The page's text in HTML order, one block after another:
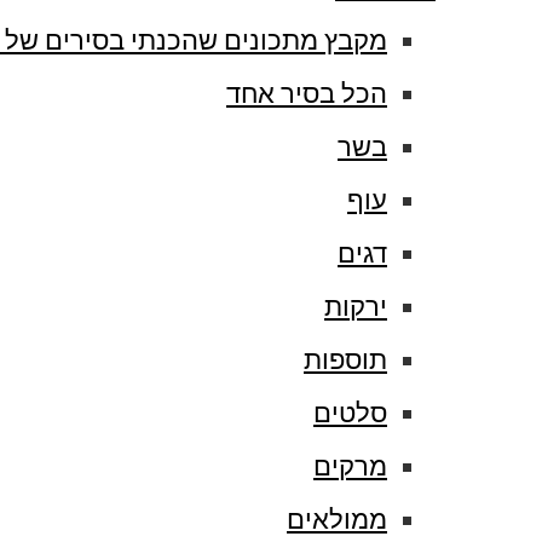
מקבץ מתכונים שהכנתי בסירים של
הכל בסיר אחד
בשר
עוף
דגים
ירקות
תוספות
סלטים
מרקים
ממולאים